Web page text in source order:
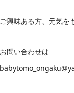
ご興味ある方、元気を
お問い合わせは